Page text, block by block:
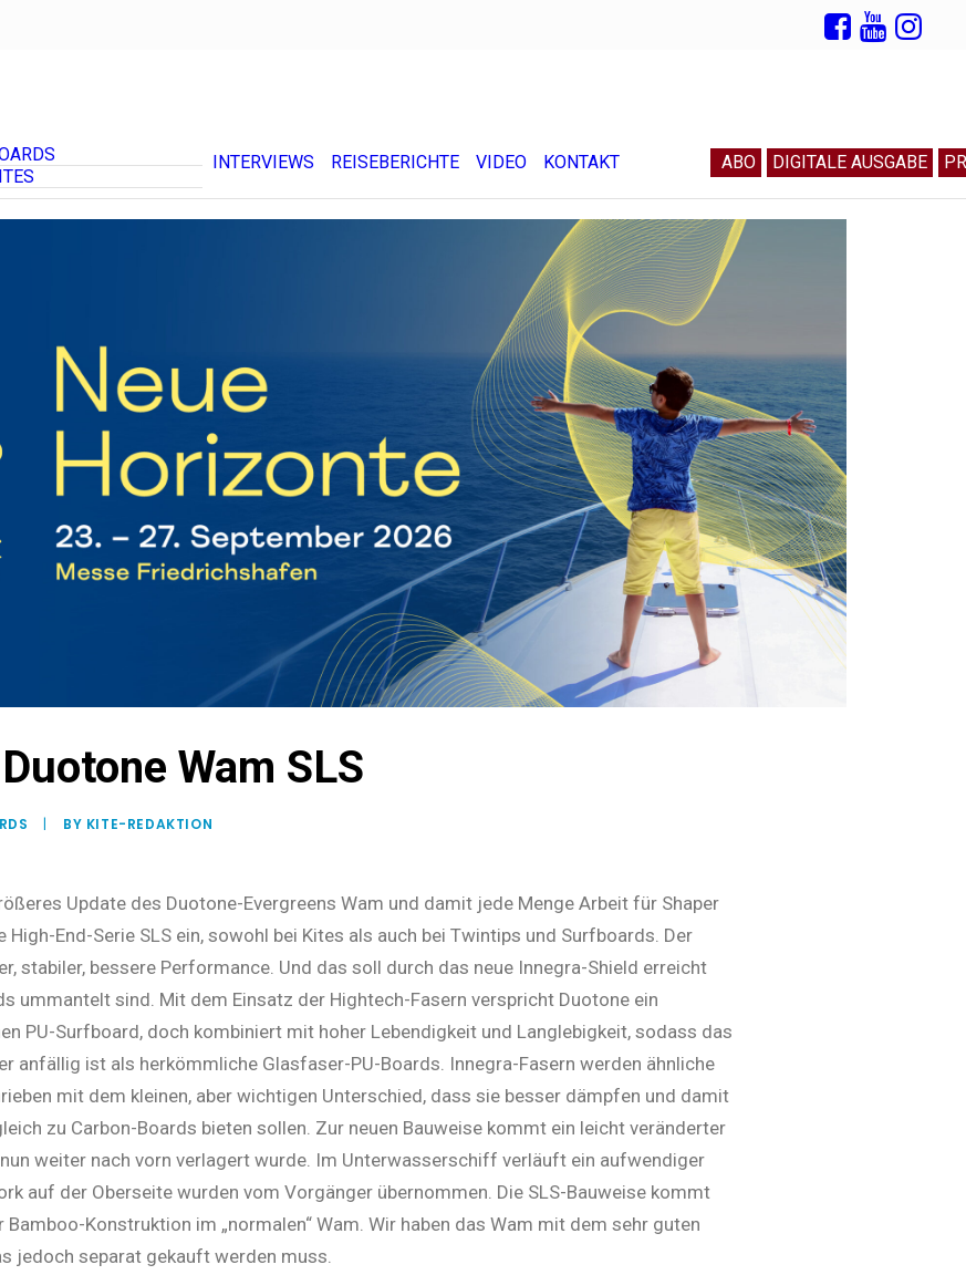
INTERVIEWS REISEBERICHTE VIDEO KONTAKT ABO DIGITALE AUSGABE
Wam SLS
| BY KITE-REDAKTION
Update des Duotone-Evergreens Wam und damit jede Menge Arbeit für Shaper
High-End-Serie SLS ein, sowohl bei Kites als auch bei Twintips und Surfboards. Der
stabiler, bessere Performance. Und das soll durch das neue Innegra-Shield erreicht
ummantelt sind. Mit dem Einsatz der Hightech-Fasern verspricht Duo­tone ein
PU-Surfboard, doch kombiniert mit hoher Lebendigkeit und Langlebigkeit, sodass das
anfällig ist als herkömmliche Glas­faser-PU-Boards. Innegra-Fasern werden ähnliche
mit dem kleinen, aber wichtigen Unterschied, dass sie besser dämpfen und damit
zu Carbon-Boards bieten sollen. Zur neuen Bauweise kommt ein leicht veränderter
weiter nach vorn verlagert wurde. Im Unterwasserschiff verläuft ein aufwendiger
auf der Oberseite wurden vom Vorgänger übernommen. Die SLS-Bauweise kommt
Konstruktion im „normalen“ Wam. Wir haben das Wam mit dem sehr guten
jedoch separat gekauft werden muss.